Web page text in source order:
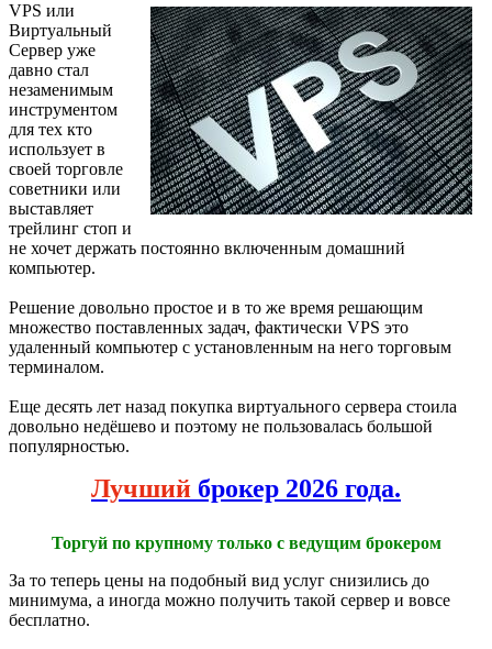
VPS или
Виртуальный
Сервер уже
давно стал
незаменимым
инструментом
для тех кто
использует в
своей торговле
советники или
выставляет
трейлинг стоп и
не хочет держать постоянно включенным домашний
компьютер.
Решение довольно простое и в то же время решающим
множество поставленных задач, фактически VPS это
удаленный компьютер с установленным на него торговым
терминалом.
Еще десять лет назад покупка виртуального сервера стоила
довольно недёшево и поэтому не пользовалась большой
популярностью.
Лучший брокер 2026 года.
Торгуй по крупному только с ведущим брокером
За то теперь цены на подобный вид услуг снизились до
минимума, а иногда можно получить такой сервер и вовсе
бесплатно.